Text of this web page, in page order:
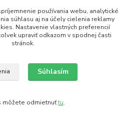
www.flaticon.com is licensed by CC 3.0 BY
používania webu, analytické
súhlasu aj na účely cielenia reklamy
Nastavenie vlastných preferencií
upraviť odkazom v spodnej časti
stránok.
Súhlasím
môžete odmietnuťtu.